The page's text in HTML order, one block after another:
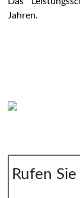
Jahren.
Rufen